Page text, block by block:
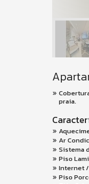
praia.
Ar
Sistema
Piso
Internet /
Piso